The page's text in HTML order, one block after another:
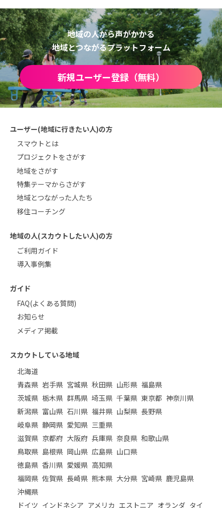
地域の人から声がかかる
地域とつながるプラットフォーム
新規ユーザー登録（無料）
ユーザー(地域に行きたい人)の方
スマウトとは
プロジェクトをさがす
地域をさがす
特集テーマからさがす
地域とつながった人たち
移住コーチング
地域の人(スカウトしたい人)の方
ご利用ガイド
導入事例集
ガイド
FAQ(よくある質問)
お知らせ
メディア掲載
スカウトしている地域
北海道
青森県 岩手県 宮城県 秋田県 山形県 福島県
茨城県 栃木県 群馬県 埼玉県 千葉県 東京都 神奈川県
新潟県 富山県 石川県 福井県 山梨県 長野県
岐阜県 静岡県 愛知県 三重県
滋賀県 京都府 大阪府 兵庫県 奈良県 和歌山県
鳥取県 島根県 岡山県 広島県 山口県
徳島県 香川県 愛媛県 高知県
福岡県 佐賀県 長崎県 熊本県 大分県 宮崎県 鹿児島県
沖縄県
ドイツ インドネシア アメリカ エストニア オランダ タイ